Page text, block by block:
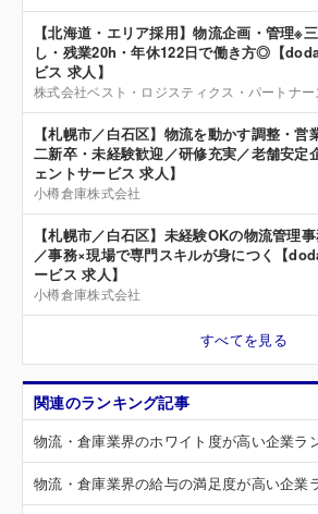
【北海道・エリア採用】物流企画・管理※
し・残業20h・年休122日で働き方◎【
ビス 求人】
株式会社ベスト・ロジスティクス・パートナー
【札幌市／白石区】物流を動かす調整・
二新卒・未経験歓迎／研修充実／老舗安定
ェントサービス 求人】
小樽倉庫株式会社
【札幌市／白石区】未経験OKの物流管理
／事務×現場で専門スキルが身につく【
ービス 求人】
小樽倉庫株式会社
すべてを見る
関連のランキング記事
物流・倉庫業界のホワイト度が高い企業ラ
物流・倉庫業界の給与の満足度が高い企業